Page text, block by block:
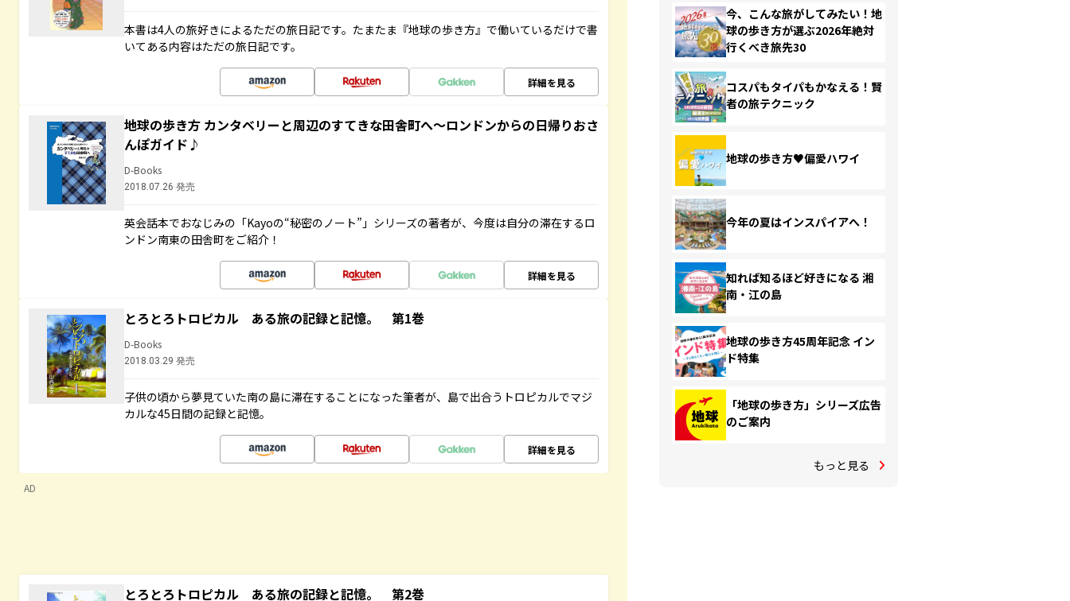
本書は4人の旅好きによるただの旅日記です。たまたま『地球の歩き方』で働いているだけで書
いてある内容はただの旅日記です。
詳細を見る
地球の歩き方 カンタベリーと周辺のすてきな田舎町へ～ロンドンからの日帰りおさ
んぽガイド♪
D-Books
2018.07.26 発売
英会話本でおなじみの「Kayoの“秘密のノート”」シリーズの著者が、今度は自分の滞在するロ
ンドン南東の田舎町をご紹介！
詳細を見る
とろとろトロピカル ある旅の記録と記憶。 第1巻
D-Books
2018.03.29 発売
子供の頃から夢見ていた南の島に滞在することになった筆者が、島で出合うトロピカルでマジ
カルな45日間の記録と記憶。
詳細を見る
AD
とろとろトロピカル ある旅の記録と記憶。 第2巻
今、こんな旅がしてみたい！地
球の歩き方が選ぶ2026年絶対
行くべき旅先30
コスパもタイパもかなえる！賢
者の旅テクニック
地球の歩き方♥偏愛ハワイ
今年の夏はインスパイアへ！
知れば知るほど好きになる 湘
南・江の島
地球の歩き方45周年記念 イン
ド特集
「地球の歩き方」シリーズ広告
のご案内
もっと見る